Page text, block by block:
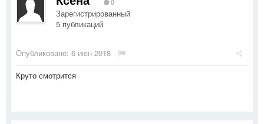
0
Зарегистрированный
5 публикаций
Опубликовано: 6 июн 2018 ·
Круто смотрится